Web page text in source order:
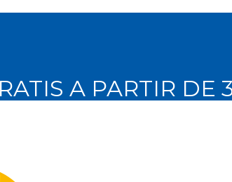
A PARTIR DE